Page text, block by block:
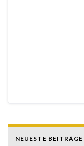
NEUESTE BEITRÄGE